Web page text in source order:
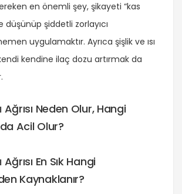
en önemli şey, şikayeti “kas
düşünüp şiddetli zorlayıcı
uygulamaktır. Ayrıca şişlik ve ısı
kendine ilaç dozu artırmak da
Ağrısı Neden Olur, Hangi
Acil Olur?
En Sık Hangi
Kaynaklanır?